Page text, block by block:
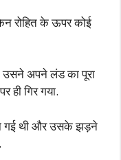
रोहित के ऊपर कोई
उसने अपने लंड का पूरा
ही गिर गया.
गई थी और उसके झड़ने